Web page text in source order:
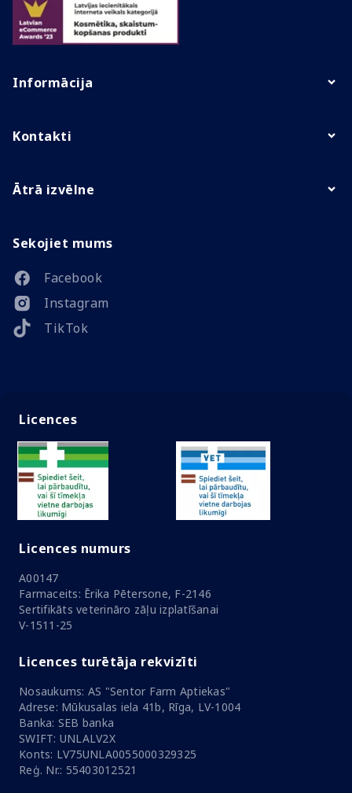
Informācija
Kontakti
Ātrā izvēlne
Sekojiet mums
Facebook
Instagram
TikTok
Licences
Licences numurs
A00147
Farmaceits: Ērika Pētersone, F-2146
Sertifikāts veterināro zāļu izplatīšanai
V-1511-25
Licences turētāja rekvizīti
Nosaukums: AS "Sentor Farm Aptiekas"
Adrese: Mūkusalas iela 41b, Rīga, LV-1004
Banka: SEB banka
SWIFT: UNLALV2X
Konts: LV75UNLA0055000329325
Reģ. Nr.: 55403012521